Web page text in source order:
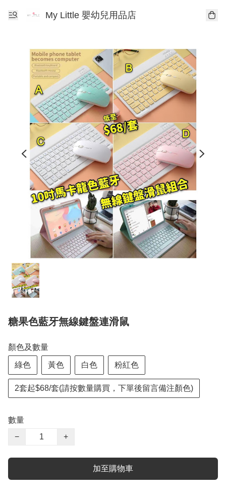
My Little 嬰幼兒用品店
糖果色藍牙無線鍵盤連滑鼠
顏色及數量
綠色 黃色 白色 粉紅色
2套起$68/套(請按數量購買，下單後留言備注顏色)
數量
−
+
加至購物車